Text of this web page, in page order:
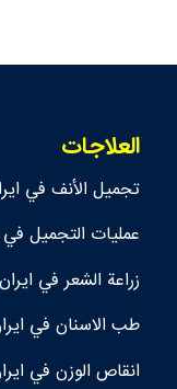
العلاجات
تجمیل الأنف في
عمليات التجميل في
زراعة الشعر في ايران
طب الاسنان في
انقاص الوزن في